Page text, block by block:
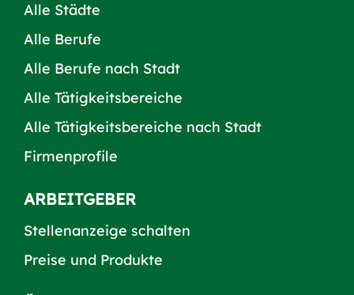
Alle Städte
Alle Berufe
Alle Berufe nach Stadt
Alle Tätigkeitsbereiche
Alle Tätigkeitsbereiche nach Stadt
Firmenprofile
ARBEITGEBER
Stellenanzeige schalten
Preise und Produkte